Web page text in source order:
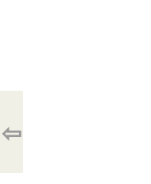
⇦